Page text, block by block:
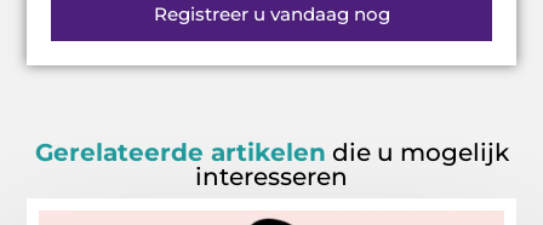
Registreer u vandaag nog
Gerelateerde artikelen die u mogelijk
interesseren